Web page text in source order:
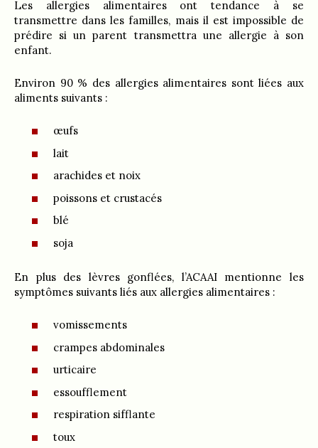
Les allergies alimentaires ont tendance à se
transmettre dans les familles, mais il est impossible de
prédire si un parent transmettra une allergie à son
enfant.
Environ 90 % des allergies alimentaires sont liées aux
aliments suivants :
œufs
lait
arachides et noix
poissons et crustacés
blé
soja
En plus des lèvres gonflées, l’ACAAI mentionne les
symptômes suivants liés aux allergies alimentaires :
vomissements
crampes abdominales
urticaire
essoufflement
respiration sifflante
toux